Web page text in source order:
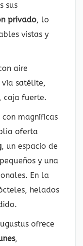
sus
privado, lo
vistas y
aire
vía satélite,
caja fuerte.
magníficas
oferta
, un espacio de
y una
En la
helados
ofrece
,